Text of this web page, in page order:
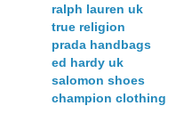
ralph lauren uk
true religion
prada handbags
ed hardy uk
salomon shoes
champion clothing